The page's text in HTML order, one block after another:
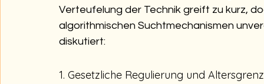
Verteufelung der Technik greift zu kurz,
algorithmischen Suchtmechanismen
diskutiert:
1. Gesetzliche Regulierung und